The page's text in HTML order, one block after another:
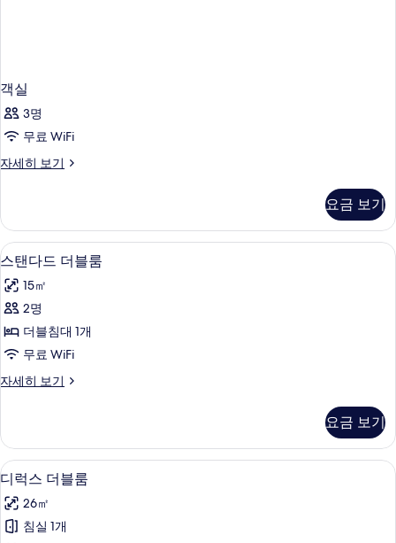
객실
3명
무료 WiFi
자세히 보기
객
히
보
기
요금 보기
스
탠
다
드
더
룸
진
모
두
보
기
스탠다드 더블룸 | 고급 침구, 간이 침
4
스탠다드 더블룸
15㎡
2명
더블침대 1개
무료 WiFi
자세히 보기
스
더
블
룸
자
세
히
보
요금 보기
디
럭
스
디럭스 더블룸 | 고급 침구, 간이 침대,
4
디럭스 더블룸
26㎡
침실 1개